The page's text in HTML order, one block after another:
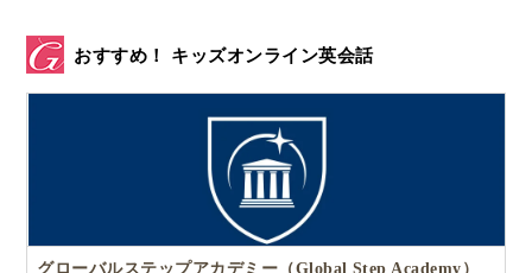
おすすめ！ キッズオンライン英会話
グローバルステップアカデミー（Global Step Academy）